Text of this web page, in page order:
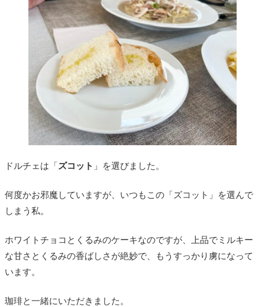
ドルチェは「 ズコット 」を選びました。
何度かお邪魔していますが、いつもこの「ズコット」を選んで
しまう私。
ホワイトチョコとくるみのケーキなのですが、上品でミルキー
な甘さとくるみの香ばしさが絶妙で、もうすっかり虜になって
います。
珈琲と一緒にいただきました。